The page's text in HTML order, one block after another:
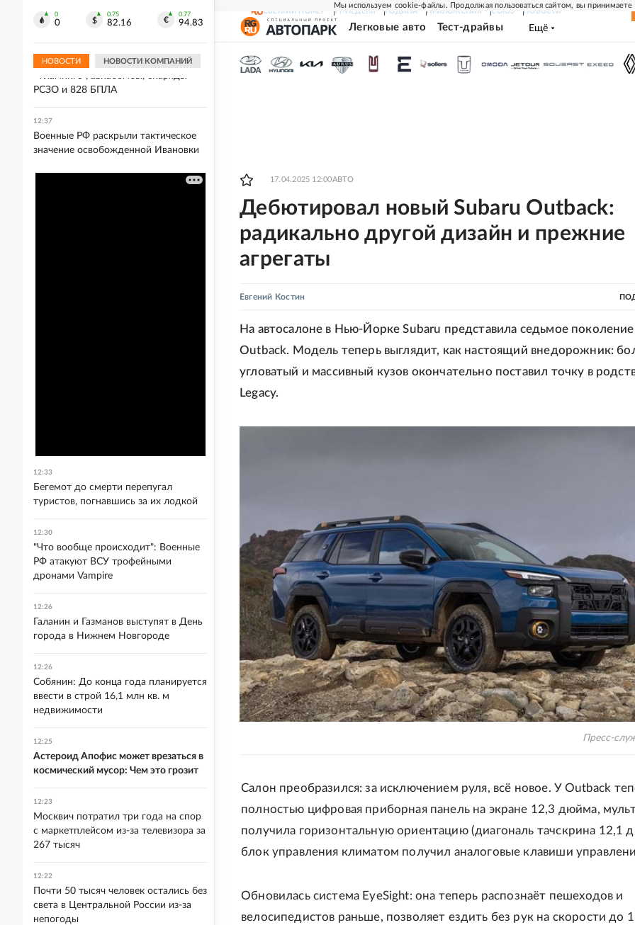
Мы используем cookie-файлы. Продолжая пользоваться сайтом, вы принимаете
СВЕЖИЙ НОМЕР РГ-НЕДЕЛЯ РОДИНА ПРИЛОЖЕНИЯ СОЮЗ НОВОСТИ
Легковые авто Тест-драйвы Ещё
17.04.2025 12:00АВТО
Дебютировал новый Subaru Outback:
радикально другой дизайн и прежние
агрегаты
Евгений Костин
На автосалоне в Нью-Йорке Subaru представила седьмое поколение
Outback. Модель теперь выглядит, как настоящий внедорожник:
угловатый и массивный кузов окончательно поставил точку в
Legacy.
Пресс-
Салон преобразился: за исключением руля, всё новое. У Outback
полностью цифровая приборная панель на экране 12,3 дюйма,
получила горизонтальную ориентацию (диагональ тачскрина 12,1
блок управления климатом получил аналоговые клавиши
Обновилась система EyeSight: она теперь распознаёт пешеходов и
велосипедистов раньше, позволяет ездить без рук на скорости до
0
0
0.75
82.16
0.77
94.83
НОВОСТИ НОВОСТИ КОМПАНИЙ
аварийного отключения
ПВО за сутки сбила восемь ракет
"Фламинго", авиабомбы, снаряды
РСЗО и 828 БПЛА
12:37
Военные РФ раскрыли тактическое
значение освобожденной Ивановки
12:33
Бегемот до смерти перепугал
туристов, погнавшись за их лодкой
12:30
"Что вообще происходит": Военные
РФ атакуют ВСУ трофейными
дронами Vampire
12:26
Галанин и Газманов выступят в День
города в Нижнем Новгороде
12:26
Собянин: До конца года планируется
ввести в строй 16,1 млн кв. м
недвижимости
12:25
Астероид Апофис может врезаться в
космический мусор: Чем это грозит
12:23
Москвич потратил три года на спор
с маркетплейсом из-за телевизора за
267 тысяч
12:22
Почти 50 тысяч человек остались без
света в Центральной России из-за
непогоды